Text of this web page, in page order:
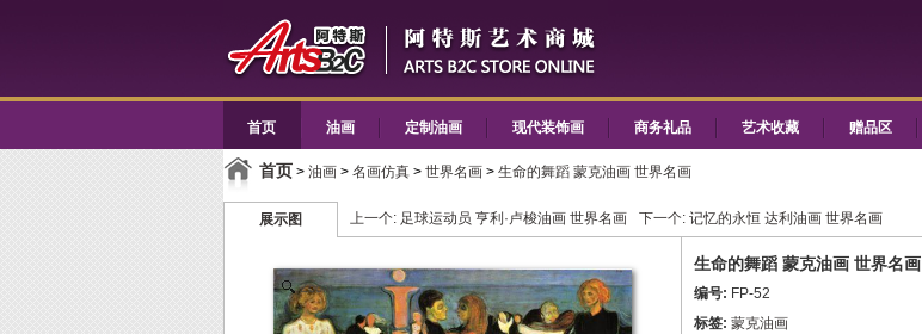
首页 油画 定制油画 现代装饰画 商务礼品 艺术收藏 赠品区
首页 > 油画 > 名画仿真 > 世界名画 > 生命的舞蹈 蒙克油画 世界名画
展示图 上一个: 足球运动员 亨利·卢梭油画 世界名画 下一个: 记忆的永恒 达利油画 世界名画
Zoom
生命的舞蹈 蒙克油画 世界名画
编号: FP-52
标签: 蒙克油画